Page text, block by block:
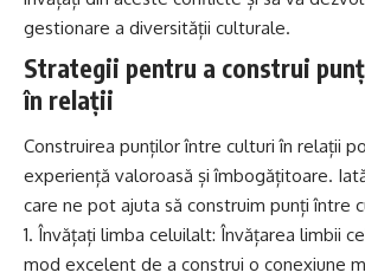
gestionare a diversității culturale.
Strategii pentru a construi
în relații
Construirea punților între culturi în relații
experiență valoroasă și îmbogățitoare.
care ne pot ajuta să construim punți între
Învățați limba celuilalt: Învățarea limbii
mod excelent de a construi o conexiune